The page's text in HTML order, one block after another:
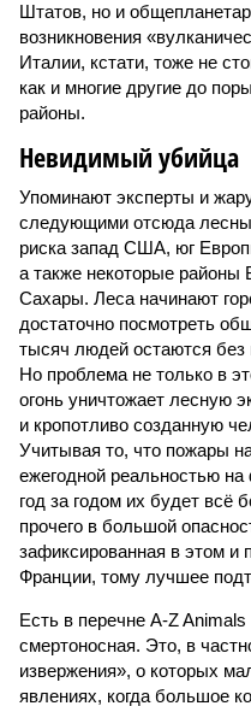
Штатов, но и
возникновения
Италии, кстати, тоже не
как и многие другие до
районы.
Невидимый убийца
Упоминают эксперты и
следующими отсюда
риска запад США, юг
а также некоторые районы
Сахары. Леса начинают
достаточно посмотреть
тысяч людей остаются без
Но проблема не только в
огонь уничтожает лесную
и кропотливо созданную
Учитывая то, что пожары
ежегодной реальностью на
год за годом их будет всё
прочего в большой
зафиксированная в этом и
Франции, тому лучшее
Есть в перечне A-Z
смертоносная. Это, в
извержения», о которых
явлениях, когда большое